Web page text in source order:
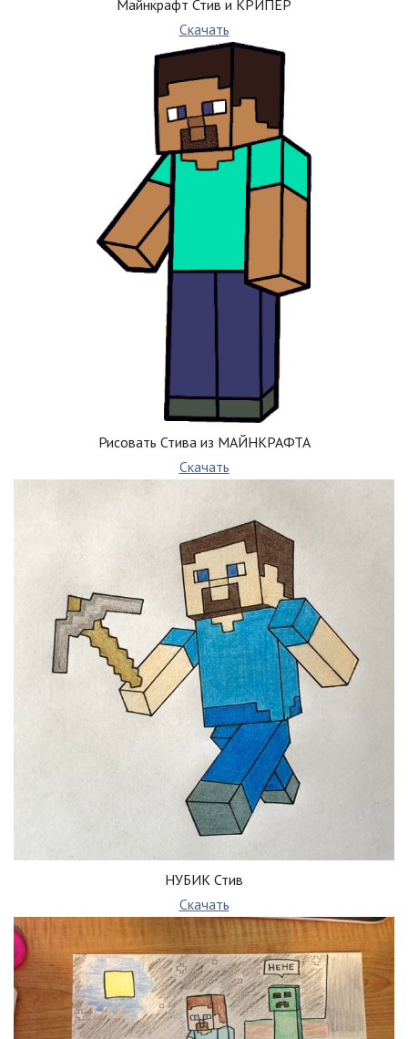
Майнкрафт Стив и КРИПЕР
Скачать
Рисовать Стива из МАЙНКРАФТА
Скачать
НУБИК Стив
Скачать